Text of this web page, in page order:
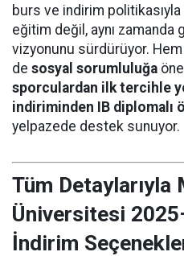
burs ve indirim
eğitim değil, aynı
vizyonunu sürdürüyor. Hem
de sosyal sorumluluğa
sporculardan ilk tercihle
indiriminden IB diplomalı
yelpazede destek sunuyor.
Tüm Detaylarıyla
Üniversitesi
İndirim